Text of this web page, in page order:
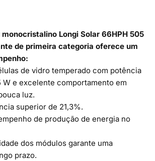
Longi Solar 66HPH 505
de primeira categoria oferece um
de vidro temperado com potência
W e excelente comportamento em
luz.
superior de 21,3%.
de produção de energia no
dos módulos garante uma
prazo.